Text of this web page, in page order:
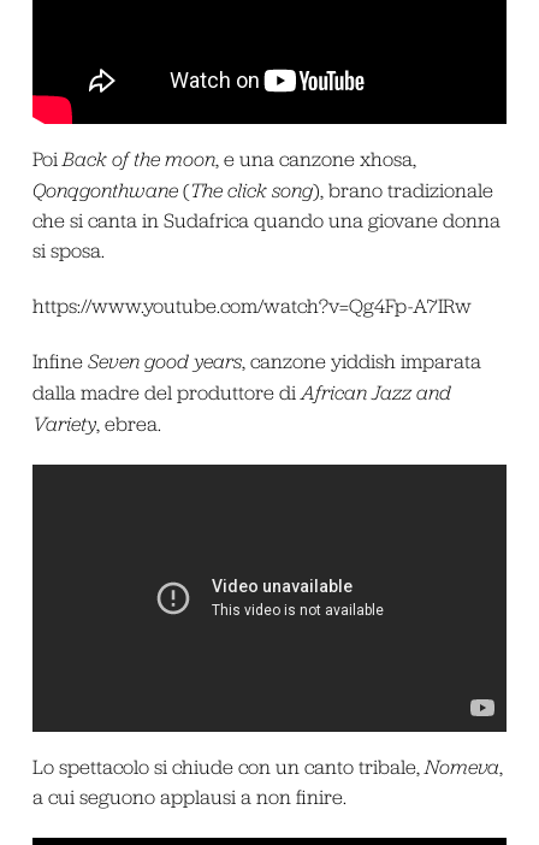
PoiBack of the moon, e una canzone xhosa,
Qonqgonthwane(The click song), brano tradizionale
che si canta in Sudafrica quando una giovane donna
si sposa.
https://www.youtube.com/watch?v=Qg4Fp-A7IRw
Infine Seven good years, canzone yiddish imparata
dalla madre del produttore diAfrican Jazz and
Variety, ebrea.
Lo spettacolo si chiude con un canto tribale,Nomeva,
a cui seguono applausi a non finire.